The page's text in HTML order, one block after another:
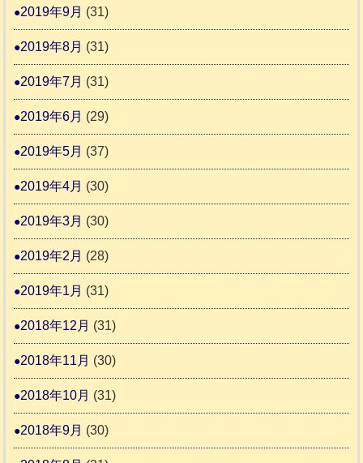
2019年9月 (31)
2019年8月 (31)
2019年7月 (31)
2019年6月 (29)
2019年5月 (37)
2019年4月 (30)
2019年3月 (30)
2019年2月 (28)
2019年1月 (31)
2018年12月 (31)
2018年11月 (30)
2018年10月 (31)
2018年9月 (30)